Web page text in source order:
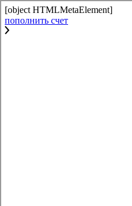
[object HTMLMetaElement]
пополнить счет